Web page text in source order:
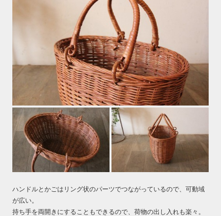
ハンドルとかごはリング状のパーツでつながっているので、可動域
が広い。
持ち手を両開きにすることもできるので、荷物の出し入れも楽々。